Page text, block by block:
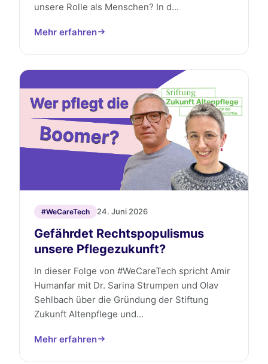
unsere Rolle als Menschen? In d...
Mehr erfahren
#WeCareTech 24. Juni 2026
Gefährdet Rechtspopulismus
unsere Pflegezukunft?
In dieser Folge von #WeCareTech spricht Amir
Humanfar mit Dr. Sarina Strumpen und Olav
Sehlbach über die Gründung der Stiftung
Zukunft Altenpflege und...
Mehr erfahren